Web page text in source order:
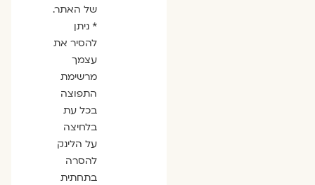
של האתר.
* ניתן
להסיר את
עצמך
מרשימת
התפוצה
בכל עת
בלחיצה
על הלינק
להסרה
בתחתית